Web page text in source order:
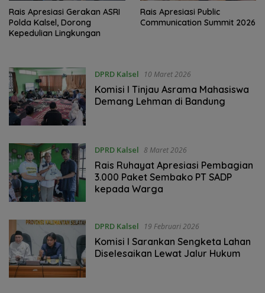
Rais Apresiasi Gerakan ASRI
Polda Kalsel, Dorong
Kepedulian Lingkungan
Rais Apresiasi Public
Communication Summit 2026
DPRD Kalsel 10 Maret 2026
Komisi I Tinjau Asrama Mahasiswa
Demang Lehman di Bandung
DPRD Kalsel 8 Maret 2026
Rais Ruhayat Apresiasi Pembagian
3.000 Paket Sembako PT SADP
kepada Warga
DPRD Kalsel 19 Februari 2026
‎Komisi I Sarankan Sengketa Lahan
Diselesaikan Lewat Jalur Hukum